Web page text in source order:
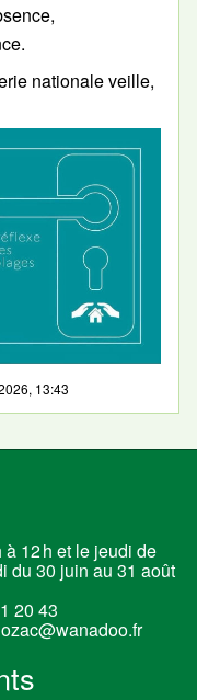
nationale veille,
13:43
12 h et le jeudi de
du 30 juin au 31 août
20 43